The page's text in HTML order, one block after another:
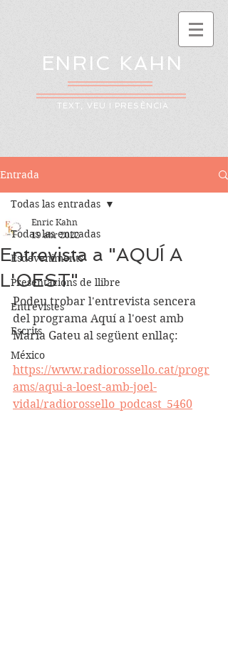
ENRIC KAHN
TEXT, VEU I PRESÈNCIA
Entrada
Todas las entradas
Esdeveniments
Presentacions de llibre
Entrevistes
Escrits
México
Todas las entradas
Entrevista a "AQUÍ A
L'OEST"
Enric Kahn
19 abr 2022
Podeu trobar l'entrevista sencera
del programa Aquí a l'oest amb
Maria Gateu al següent enllaç:
https://www.radiorossello.cat/progr
ams/aqui-a-loest-amb-joel-
vidal/radiorossello_podcast_5460